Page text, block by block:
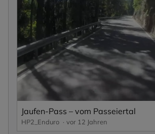
Jaufen-Pass – vom Passeiertal
HP2_Enduro vor 12 Jahren